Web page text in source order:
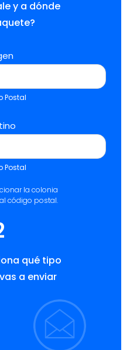
y a dónde
Postal
Postal
la colonia
código postal.
qué tipo
a enviar